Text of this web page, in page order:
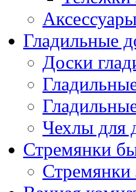
Гладильные
Доски
Чехлы для
Стремянки